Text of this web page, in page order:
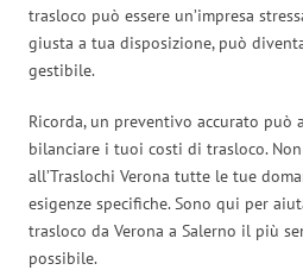
trasloco può essere un’impresa
giusta a tua disposizione, può
gestibile.
Ricorda, un preventivo accurato può
bilanciare i tuoi costi di trasloco.
all’Traslochi Verona tutte le tue
esigenze specifiche. Sono qui per
trasloco da Verona a Salerno il più
possibile.